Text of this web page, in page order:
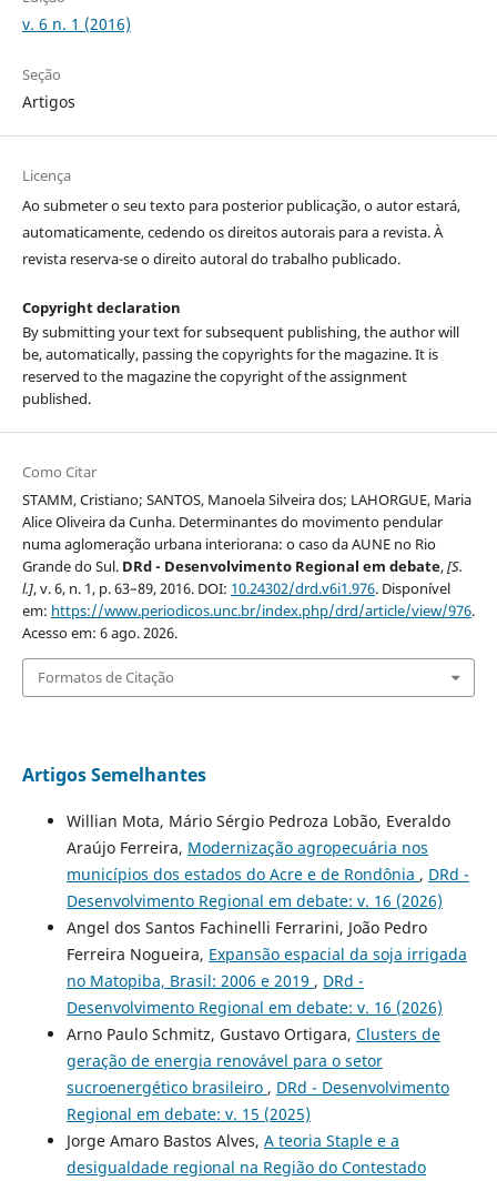
v. 6 n. 1 (2016)
Seção
Artigos
Licença
Ao submeter o seu texto para posterior publicação, o autor estará,
automaticamente, cedendo os direitos autorais para a revista. À
revista reserva-se o direito autoral do trabalho publicado.
Copyright declaration
By submitting your text for subsequent publishing, the author will
be, automatically, passing the copyrights for the magazine. It is
reserved to the magazine the copyright of the assignment
published.
Como Citar
STAMM, Cristiano; SANTOS, Manoela Silveira dos; LAHORGUE, Maria
Alice Oliveira da Cunha. Determinantes do movimento pendular
numa aglomeração urbana interiorana: o caso da AUNE no Rio
Grande do Sul. DRd - Desenvolvimento Regional em debate,[S.
l.], v. 6, n. 1, p. 63–89, 2016. DOI: 10.24302/drd.v6i1.976. Disponível
em: https://www.periodicos.unc.br/index.php/drd/article/view/976.
Acesso em: 6 ago. 2026.
Formatos de Citação
Artigos Semelhantes
Willian Mota, Mário Sérgio Pedroza Lobão, Everaldo
Araújo Ferreira, Modernização agropecuária nos
municípios dos estados do Acre e de Rondônia , DRd -
Desenvolvimento Regional em debate: v. 16 (2026)
Angel dos Santos Fachinelli Ferrarini, João Pedro
Ferreira Nogueira, Expansão espacial da soja irrigada
no Matopiba, Brasil: 2006 e 2019 , DRd -
Desenvolvimento Regional em debate: v. 16 (2026)
Arno Paulo Schmitz, Gustavo Ortigara, Clusters de
geração de energia renovável para o setor
sucroenergético brasileiro , DRd - Desenvolvimento
Regional em debate: v. 15 (2025)
Jorge Amaro Bastos Alves, A teoria Staple e a
desigualdade regional na Região do Contestado